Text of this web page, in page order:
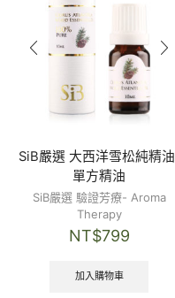
SiB嚴選 大西洋雪松純精油|
單方精油
SiB嚴選 驗證芳療- Aroma
Therapy
NT$799
加入購物車